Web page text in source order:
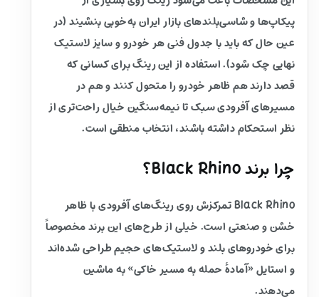
پیکاپ‌ها و شاسی‌بلندهای بازار ایران به‌خوبی بنشیند (در
عین حال که باید با جدول فنی هر خودرو و سایز لاستیک
نهایی چک شود). استفاده از این رینگ برای کسانی که
قصد دارند هم ظاهر خودرو را متحول کنند و هم در
مسیرهای آفرودی سبک تا نیمه‌سنگین خیال راحت‌تری از
نظر استحکام داشته باشند، انتخاب منطقی است.
چرا برند Black Rhino؟
Black Rhino تمرکزش روی رینگ‌های آفرودی با ظاهر
خشن و صنعتی است. خیلی از طرح‌های این برند مخصوصاً
برای خودروهای بلند و لاستیک‌های حجیم طراحی شده‌اند
و استایل «آمادهٔ حمله به مسیر خاکی» به ماشین
می‌دهند.